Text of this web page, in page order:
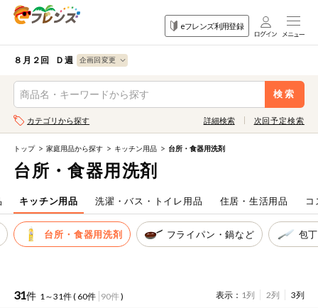
eフレンズ利用登録
ログイン
生協加入はこちら
登録から開始まで
注文番号注文
８月２回 Ｄ週
検索
食品
から探す
目的
から探す
果物
野菜
肉・ハム・ソ
ーセージ
魚介・加工品
米・雑穀など
パン・ジャム
果物すべて
カテゴリから探す 詳細検索
検索条件を指定してください。全項目に条件を指定しなくて
も検索できます。
キーワード
キーワードをすべて含む
メーカー名
次回予定検索
トップ 家庭用品から探す キッチン用品 台所・食器用洗剤
台所・食器用洗剤
キッチン用品 洗濯・バス・トイレ用品 住居・生活用品
台所・食器用洗剤 フライパン・鍋など 包
31件 1～31件 ( 60件 90件) 表示： 1列 2列 3列